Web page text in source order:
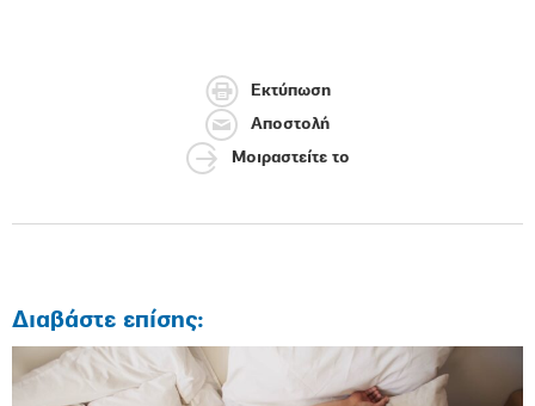
Εκτύπωση
Αποστολή
Μοιραστείτε το
Διαβάστε επίσης: